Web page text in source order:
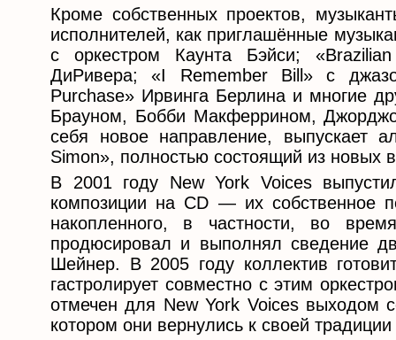
Кроме собственных проектов,
исполнителей, как приглашённые
с оркестром Каунта Бэйси;
ДиРивера; «I Remember Bill» с
Purchase» Ирвинга Берлина и многие
Брауном, Бобби Макферрином,
себя новое направление, выпускает
Simon», полностью состоящий из новых
В 2001 году New York Voices
композиции на CD — их собственное
накопленного, в частности, во
продюсировал и выполнял сведение
Шейнер. В 2005 году коллектив
гастролирует совместно с этим
отмечен для New York Voices выходом
котором они вернулись к своей